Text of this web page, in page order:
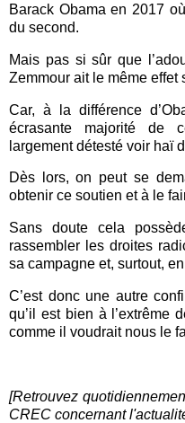
Barack Obama en 2017
du second.
Mais pas si sûr que
Zemmour ait le même effet
Car, à la différence
écrasante majorité de
largement détesté voir haï
Dès lors, on peut se
obtenir ce soutien et à le
Sans doute cela
rassembler les droites
sa campagne et, surtout,
C’est donc une autre
qu’il est bien à l’extrême
comme il voudrait nous le
[Retrouvez
CREC concernant